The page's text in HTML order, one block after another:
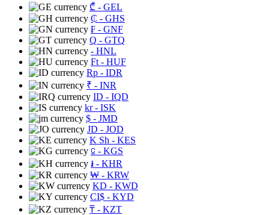
₾ - GEL
₵ - GHS
₣ - GNF
Q - GTQ
- HNL
Ft - HUF
Rp - IDR
₹ - INR
ID - IQD
kr- ISK
$ - JMD
JD - JOD
K Sh - KES
⃀ - KGS
៛ - KHR
₩ - KRW
KD - KWD
CI$ - KYD
₸ - KZT